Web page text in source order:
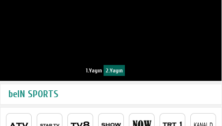
1.Yayın 2.Yayın
beIN SPORTS